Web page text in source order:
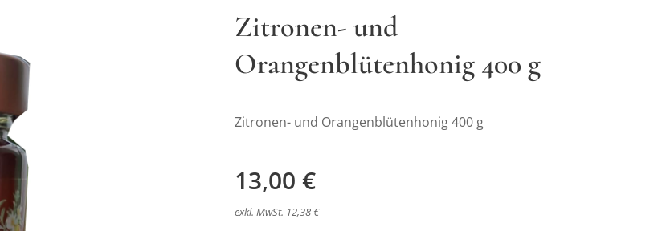
Zitronen- und
Orangenblütenhonig 400 g
Zitronen- und Orangenblütenhonig 400 g
13,00 €
exkl. MwSt. 12,38 €